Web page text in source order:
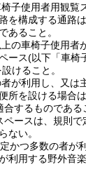
子使用者用観覧
を構成する通路
あること。
の車椅子使用者
ース(以下「車椅
設けること。
が利用し、又は
所を設ける場合
するものである
ースは、規則で
ない。
かつ多数の者が
利用する野外音